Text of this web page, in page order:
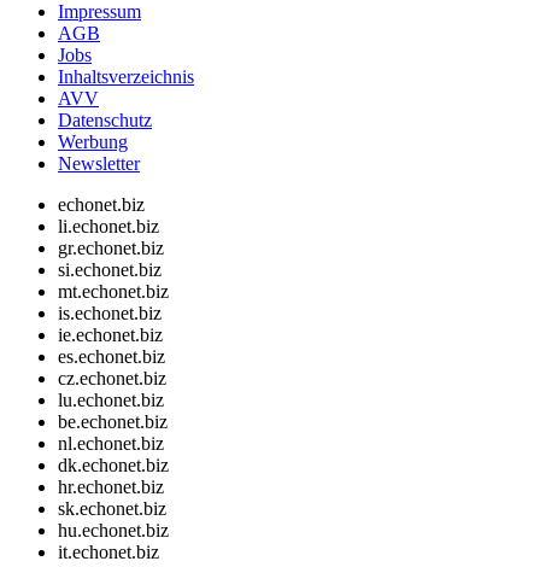
Impressum
AGB
Jobs
Inhaltsverzeichnis
AVV
Datenschutz
Werbung
Newsletter
echonet.biz
li.echonet.biz
gr.echonet.biz
si.echonet.biz
mt.echonet.biz
is.echonet.biz
ie.echonet.biz
es.echonet.biz
cz.echonet.biz
lu.echonet.biz
be.echonet.biz
nl.echonet.biz
dk.echonet.biz
hr.echonet.biz
sk.echonet.biz
hu.echonet.biz
it.echonet.biz